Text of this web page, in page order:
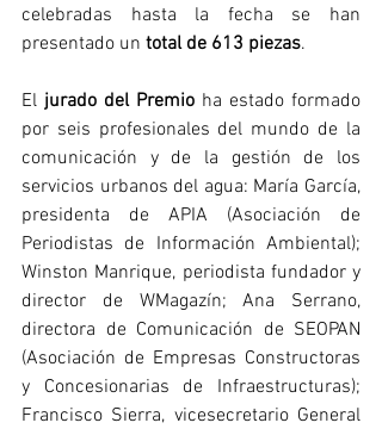
celebradas hasta la fecha se han
presentado un total de 613 piezas.
El jurado del Premio ha estado formado
por seis profesionales del mundo de la
comunicación y de la gestión de los
servicios urbanos del agua: María García,
presidenta de APIA (Asociación de
Periodistas de Información Ambiental);
Winston Manrique, periodista fundador y
director de WMagazín; Ana Serrano,
directora de Comunicación de SEOPAN
(Asociación de Empresas Constructoras
y Concesionarias de Infraestructuras);
Francisco Sierra, vicesecretario General